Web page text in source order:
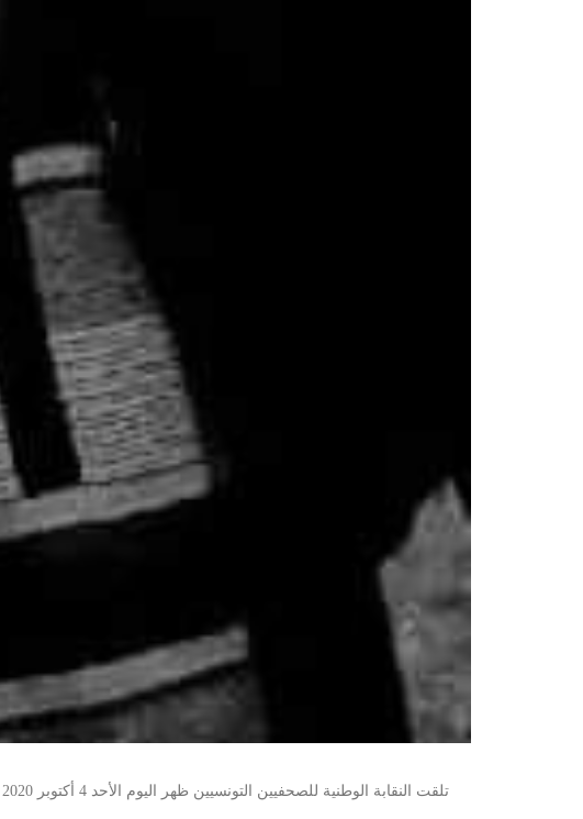
تلقت النقابة الوطنية للصحفيين التونسيين ظهر اليوم الأحد 4 أكتوبر 2020 بكثير من الحزن والاسى خبر وفاة الزميل الصحفي محمد المنصف المؤذن بعد تعرضه لوعكة صحية حادة .